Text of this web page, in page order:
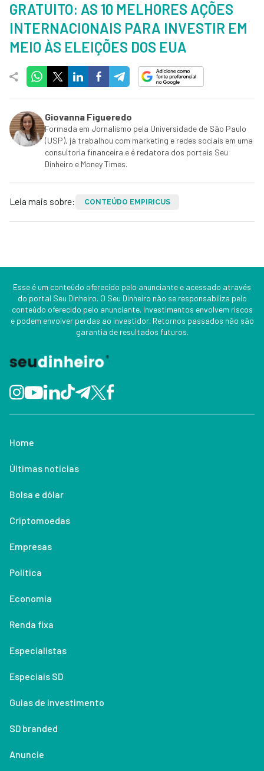
GRATUITO: AS 10 MELHORES AÇÕES
INTERNACIONAIS PARA INVESTIR EM
MEIO ÀS ELEIÇÕES DOS EUA
Giovanna Figueredo
Formada em Jornalismo pela Universidade de São Paulo
(USP), já trabalhou com marketing e redes sociais em uma
consultoria financeira e é redatora dos portais Seu
Dinheiro e Money Times.
Leia mais sobre: CONTEÚDO EMPIRICUS
Esse é um conteúdo oferecido pelo anunciante e acessado através
do portal Seu Dinheiro. O Seu Dinheiro não se responsabiliza pelo
conteúdo oferecido pelo anunciante. Investimentos envolvem riscos
e podem envolver perdas ao investidor. Retornos passados não são
garantia de resultados futuros.
Home
Últimas notícias
Bolsa e dólar
Criptomoedas
Empresas
Política
Economia
Renda fixa
Especialistas
Especiais SD
Guias de investimento
SD branded
Anuncie